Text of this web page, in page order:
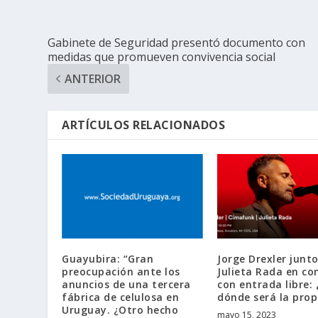
Gabinete de Seguridad presentó documento con
medidas que promueven convivencia social
ANTERIOR
ARTÍCULOS RELACIONADOS
Guayubira: “Gran
preocupación ante los
anuncios de una tercera
fábrica de celulosa en
Uruguay. ¿Otro hecho
Jorge Drexler
Julieta Rada en
con entrada libre:
dónde será la
mayo 15, 2023